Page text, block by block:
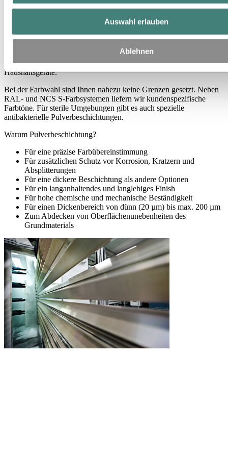
Auswahl erlauben
Ablehnen
Pulverbeschichten von Aluminiumprofilen
Pulverbeschichten kann eine dekorative Oberfläche erzeugen, die
sich ideal für Anwendungen, die eine länger anhaltende Oberfläche
erfordern, wie etwa Fahrradrahmen, Autoverkleidungen und
Haushaltsgeräte.
Bei der Farbwahl sind Ihnen nahezu keine Grenzen gesetzt. Neben
RAL- und NCS S-Farbsystemen liefern wir kundenspezifische
Farbtöne. Für sterile Umgebungen gibt es auch spezielle
antibakterielle Pulverbeschichtungen.
Warum Pulverbeschichtung?
Für eine präzise Farbübereinstimmung
Für zusätzlichen Schutz vor Korrosion, Kratzern und
Absplitterungen
Für eine dickere Beschichtung als andere Optionen
Für ein langanhaltendes und langlebiges Finish
Für hohe chemische und mechanische Beständigkeit
Für einen Dickenbereich von dünn (20 µm) bis max. 200 µm
Zum Abdecken von Oberflächenunebenheiten des
Grundmaterials